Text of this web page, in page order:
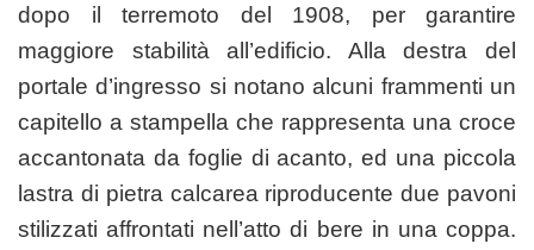
dopo il terremoto del 1908, per garantire
maggiore stabilità all’edificio. Alla destra del
portale d’ingresso si notano alcuni frammenti un
capitello a stampella che rappresenta una croce
accantonata da foglie di acanto, ed una piccola
lastra di pietra calcarea riproducente due pavoni
stilizzati affrontati nell’atto di bere in una coppa.